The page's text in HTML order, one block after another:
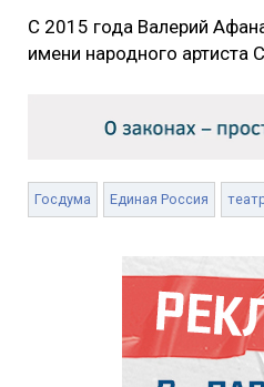
С 2015 года Валерий
имени народного
Госдума Единая Россия